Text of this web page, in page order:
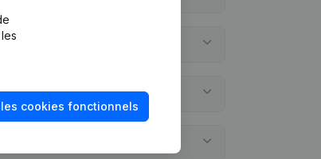
cookies fonctionnels